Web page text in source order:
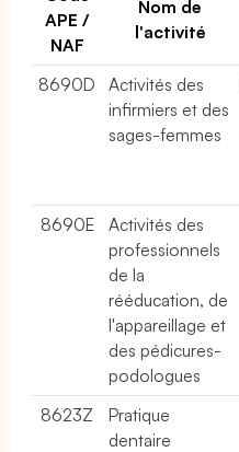
APE /
NAF
Nom de
l'activité
8690D
Activités des
infirmiers et des
sages-femmes
8690E
Activités des
professionnels
de la
rééducation, de
l'appareillage et
des pédicures-
podologues
8623Z
Pratique
dentaire